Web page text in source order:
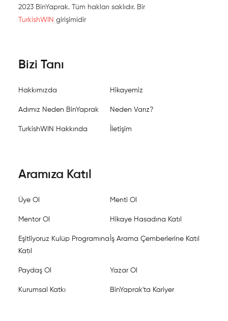
2023 BinYaprak. Tüm hakları saklıdır. Bir
TurkishWIN girişimidir
Bizi Tanı
Hakkımızda Hikayemiz
Adımız Neden BinYaprak Neden Varız?
TurkishWIN Hakkında İletişim
Aramıza Katıl
Üye Ol Menti Ol
Mentor Ol Hikaye Hasadına Katıl
Eşitliyoruz Kulüp Programına
Katıl
İş Arama Çemberlerine Katıl
Paydaş Ol Yazar Ol
Kurumsal Katkı BinYaprak'ta Kariyer